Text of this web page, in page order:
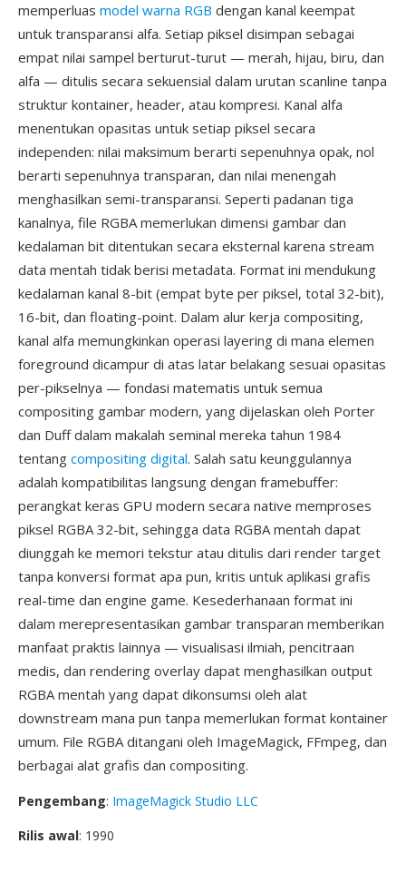
memperluas model warna RGB dengan kanal keempat
untuk transparansi alfa. Setiap piksel disimpan sebagai
empat nilai sampel berturut-turut — merah, hijau, biru, dan
alfa — ditulis secara sekuensial dalam urutan scanline tanpa
struktur kontainer, header, atau kompresi. Kanal alfa
menentukan opasitas untuk setiap piksel secara
independen: nilai maksimum berarti sepenuhnya opak, nol
berarti sepenuhnya transparan, dan nilai menengah
menghasilkan semi-transparansi. Seperti padanan tiga
kanalnya, file RGBA memerlukan dimensi gambar dan
kedalaman bit ditentukan secara eksternal karena stream
data mentah tidak berisi metadata. Format ini mendukung
kedalaman kanal 8-bit (empat byte per piksel, total 32-bit),
16-bit, dan floating-point. Dalam alur kerja compositing,
kanal alfa memungkinkan operasi layering di mana elemen
foreground dicampur di atas latar belakang sesuai opasitas
per-pikselnya — fondasi matematis untuk semua
compositing gambar modern, yang dijelaskan oleh Porter
dan Duff dalam makalah seminal mereka tahun 1984
tentang compositing digital. Salah satu keunggulannya
adalah kompatibilitas langsung dengan framebuffer:
perangkat keras GPU modern secara native memproses
piksel RGBA 32-bit, sehingga data RGBA mentah dapat
diunggah ke memori tekstur atau ditulis dari render target
tanpa konversi format apa pun, kritis untuk aplikasi grafis
real-time dan engine game. Kesederhanaan format ini
dalam merepresentasikan gambar transparan memberikan
manfaat praktis lainnya — visualisasi ilmiah, pencitraan
medis, dan rendering overlay dapat menghasilkan output
RGBA mentah yang dapat dikonsumsi oleh alat
downstream mana pun tanpa memerlukan format kontainer
umum. File RGBA ditangani oleh ImageMagick, FFmpeg, dan
berbagai alat grafis dan compositing.
Pengembang: ImageMagick Studio LLC
Rilis awal: 1990